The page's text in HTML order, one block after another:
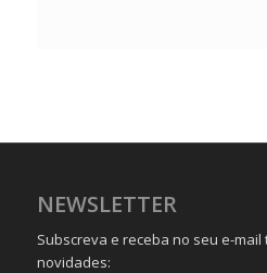
NEWSLETTER
Subscreva e receba no seu e-
novidades: